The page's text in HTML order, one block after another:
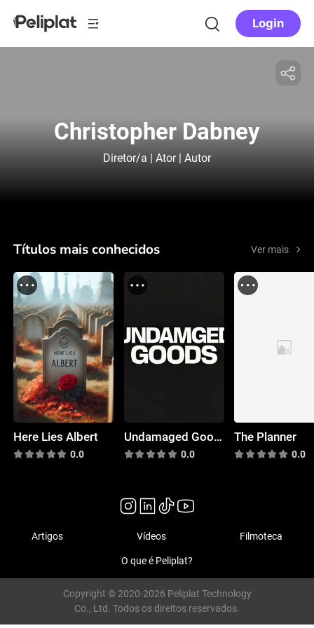
Login
Christopher Dabney
Diretor/a | Ator | Autor
Títulos mais conhecidos Ver mais
Here Lies Albert
0.0
Undamaged Goods
0.0
The Planner
0.0
Artigos Vídeos Filmoteca
O que é Peliplat?
Copyright © 2020-2026 Peliplat Technology
Co., Ltd. Todos os direitos reservados.